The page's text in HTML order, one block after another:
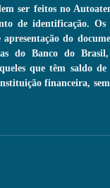
ser feitos no
de identificação.
apresentação do
do Banco do
que têm saldo
financeira,